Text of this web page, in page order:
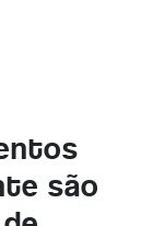
são